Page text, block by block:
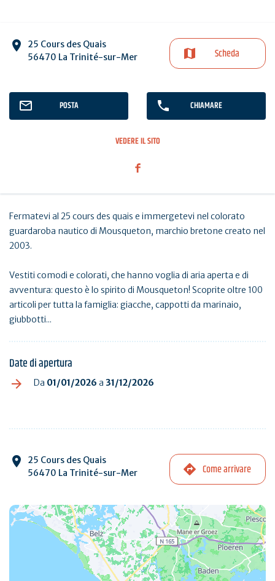
25 Cours des Quais
56470 La Trinité-sur-Mer
Scheda
POSTA CHIAMARE
VEDERE IL SITO
Fermatevi al 25 cours des quais e immergetevi nel colorato
guardaroba nautico di Mousqueton, marchio bretone creato nel
2003.
Vestiti comodi e colorati, che hanno voglia di aria aperta e di
avventura: questo è lo spirito di Mousqueton! Scoprite oltre 100
articoli per tutta la famiglia: giacche, cappotti da marinaio,
giubbotti...
Date di apertura
Da 01/01/2026 a 31/12/2026
25 Cours des Quais
56470 La Trinité-sur-Mer
Come arrivare